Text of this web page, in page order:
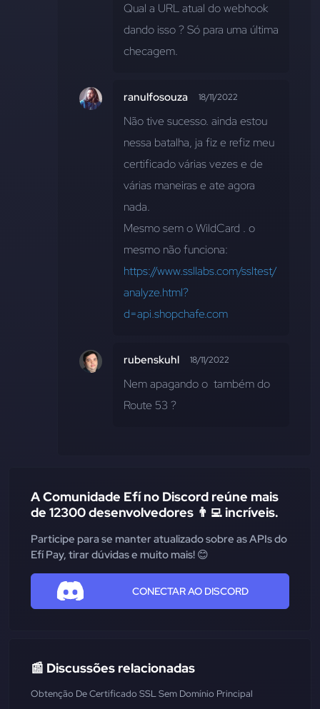
Qual a URL atual do webhook
dando isso ? Só para uma última
checagem.
ranulfosouza 18/11/2022
Não tive sucesso. ainda estou
nessa batalha, ja fiz e refiz meu
certificado várias vezes e de
várias maneiras e ate agora
nada.
Mesmo sem o WildCard . o
mesmo não funciona:
https://www.ssllabs.com/ssltest/
analyze.html?
d=api.shopchafe.com
rubenskuhl 18/11/2022
Nem apagando o também do
Route 53 ?
A Comunidade Efí no Discord reúne mais
de 12300 desenvolvedores 👨‍💻 incríveis.
Participe para se manter atualizado sobre as APIs do
Efí Pay, tirar dúvidas e muito mais! 😊
CONECTAR AO DISCORD
📰 Discussões relacionadas
Obtenção De Certificado SSL Sem Domínio Principal